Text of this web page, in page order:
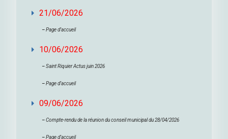
21/06/2026
–Page d’accueil
10/06/2026
–Saint Riquier Actus juin 2026
–Page d’accueil
09/06/2026
–Compte-rendu de la réunion du conseil municipal du 28/04/2026
–Page d’accueil